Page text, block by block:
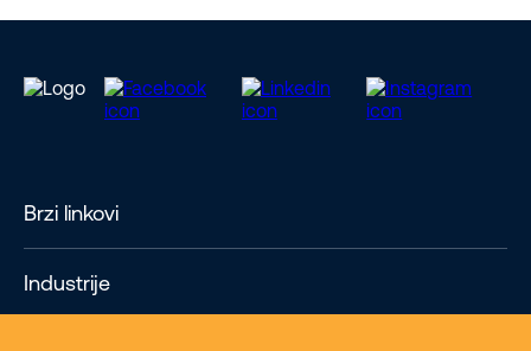
Brzi linkovi
Industrije